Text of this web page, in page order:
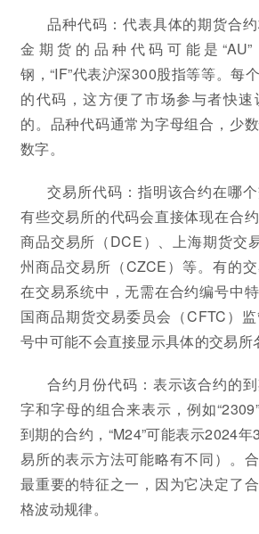
品种代码：代表具体的期货合
金期货的品种代码可能是“AU”
钢，“IF”代表沪深300股指等等。每
的代码，这方便了市场参与者快
的。品种代码通常为字母组合，少
数字。
交易所代码：指明该合约在哪个
有些交易所的代码会直接体现在合
商品交易所（DCE）、上海期货交
州商品交易所（CZCE）等。有的
在交易系统中，无需在合约编号中
国商品期货交易委员会（CFTC）
号中可能不会直接显示具体的交易所
合约月份代码：表示该合约的
字和字母的组合来表示，例如
到期的合约，“M24”可能表示2024
易所的表示方法可能略有不同）。
最重要的特征之一，因为它决定了
格波动规律。